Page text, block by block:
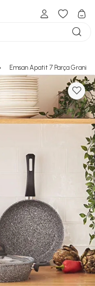
Emsan Apatit 7 Parça Granit